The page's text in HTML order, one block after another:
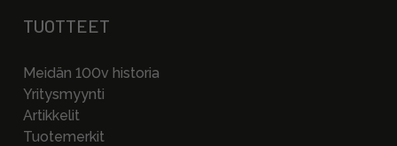
TUOTTEET
Meidän 100v historia
Yritysmyynti
Artikkelit
Tuotemerkit